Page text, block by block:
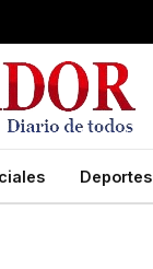
Deportes